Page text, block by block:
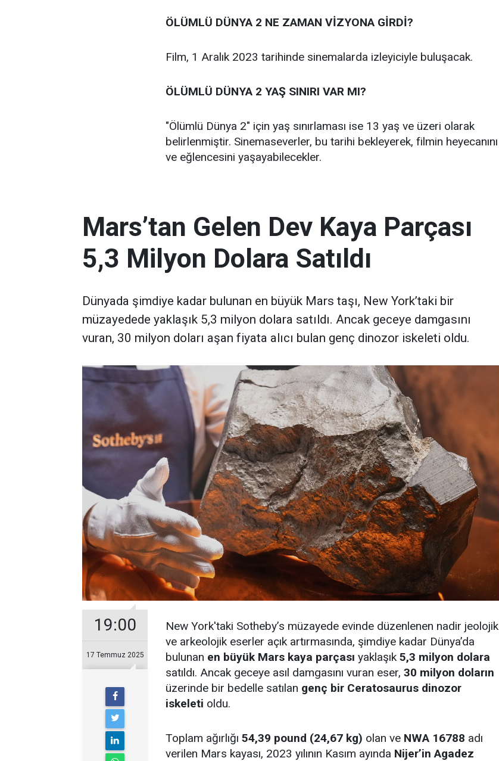
ÖLÜMLÜ DÜNYA 2 NE ZAMAN VİZYONA GİRDİ?
Film, 1 Aralık 2023 tarihinde sinemalarda izleyiciyle buluşacak.
ÖLÜMLÜ DÜNYA 2 YAŞ SINIRI VAR MI?
"Ölümlü Dünya 2" için yaş sınırlaması ise 13 yaş ve üzeri olarak
belirlenmiştir. Sinemaseverler, bu tarihi bekleyerek, filmin heyecanını
ve eğlencesini yaşayabilecekler.
Mars’tan Gelen Dev Kaya Parçası
5,3 Milyon Dolara Satıldı
Dünyada şimdiye kadar bulunan en büyük Mars taşı, New York’taki bir
müzayedede yaklaşık 5,3 milyon dolara satıldı. Ancak geceye damgasını
vuran, 30 milyon doları aşan fiyata alıcı bulan genç dinozor iskeleti oldu.
19:00
17 Temmuz 2025
New York'taki Sotheby’s müzayede evinde düzenlenen nadir jeolojik
ve arkeolojik eserler açık artırmasında, şimdiye kadar Dünya’da
bulunan en büyük Mars kaya parçası yaklaşık 5,3 milyon dolara
satıldı. Ancak geceye asıl damgasını vuran eser, 30 milyon doların
üzerinde bir bedelle satılan genç bir Ceratosaurus dinozor
iskeleti oldu.
Toplam ağırlığı 54,39 pound (24,67 kg) olan ve NWA 16788 adı
verilen Mars kayası, 2023 yılının Kasım ayında Nijer’in Agadez